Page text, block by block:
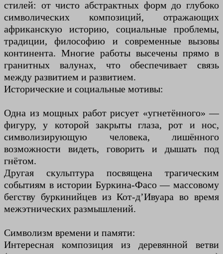
стилей: от чисто абстрактных форм до глубоко
символических композиций, отражающих
африканскую историю, социальные проблемы,
традиции, философию и современные вызовы
континента. Многие работы высечены прямо в
гранитных валунах, что обеспечивает связь
между развитием и развитием.
Исторические и социальные мотивы:
Одна из мощных работ рисует «угнетённого» —
фигуру, у которой закрыты глаза, рот и нос,
символизирующую человека, лишённого
возможности видеть, говорить и дышать под
гнётом.
Другая скульптура посвящена трагическим
событиям в истории Буркина-Фасо — массовому
бегству буркинийцев из Кот-д’Ивуара во время
межэтнических размышлений.
Символизм времени и памяти:
Интересная композиция из деревянной ветви